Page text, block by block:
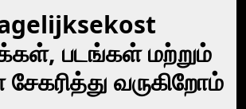
படங்கள் மற்றும்
வருகிறோம்